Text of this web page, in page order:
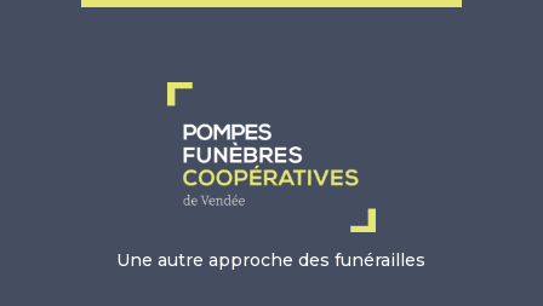
Une autre approche des funérailles